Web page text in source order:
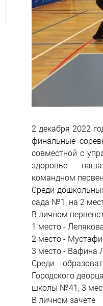
2 декабря 2022
финальные
совместной с
здоровье -
командном
Среди
сада №1, на 2
В личном
1 место -
2 место -
3 место -
Среди
Городского
школы №41, 3
В личном зачете